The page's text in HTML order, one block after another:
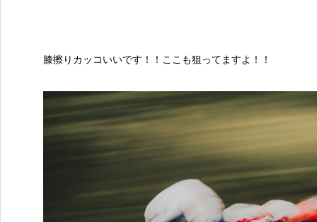
膝擦りカッコいいです！！ここも狙ってますよ！！